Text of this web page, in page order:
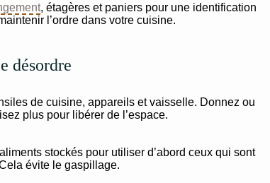
, étagères et paniers pour une identification
l’ordre dans votre cuisine.
désordre
de cuisine, appareils et vaisselle. Donnez ou
plus pour libérer de l’espace.
stockés pour utiliser d’abord ceux qui sont
évite le gaspillage.